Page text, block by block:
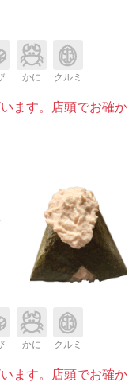
かに クルミ
ます。店頭でお確か
かに クルミ
ます。店頭でお確か